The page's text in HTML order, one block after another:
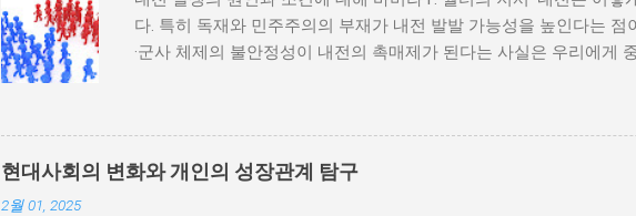
다. 특히 독재와 민주주의의 부재가 내전 발발 가능성을 높인다는 점
·군사 체제의 불안정성이 내전의 촉매제가 된다는 사실은 우리에게
하지 않거나 독재 정권이 유지되는 상황에서는 정치적 갈등이 심화
다. 이와 같은 경우, 국민들은 정부에 대한 불만을 느끼고, 체제 전복
부 활동을 시작할 수 있다. 역사적으로도 정치적 불안정성이 높은 국
많다. 이러한 비극적인 상황을 방지하기 위해서는 먼저 정치 체제를
현대사회의 변화와 개인의 성장관계 탐구
2월 01, 2025